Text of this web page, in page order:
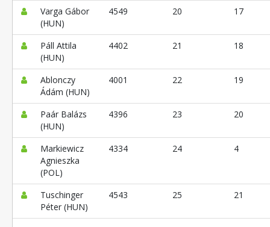
Varga Gábor
(HUN)
4549 20 17
Páll Attila
(HUN)
4402 21 18
Ablonczy
Ádám (HUN)
4001 22 19
Paár Balázs
(HUN)
4396 23 20
Markiewicz
Agnieszka
(POL)
4334 24 4
Tuschinger
Péter (HUN)
4543 25 21